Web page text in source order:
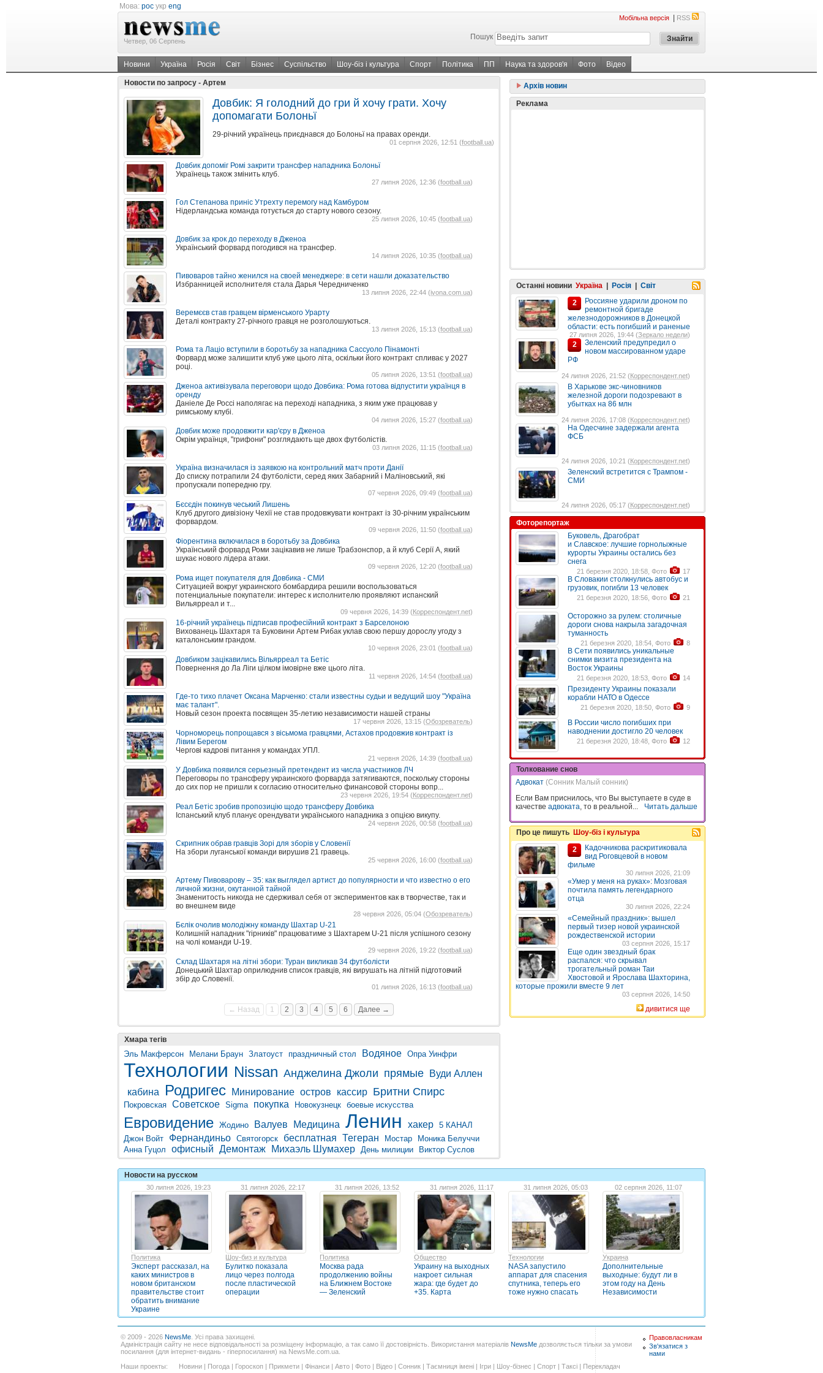
Мова: рос укр eng
Четвер, 06 Серпень
Мобільна версія RSS
Пошук
Новини Україна Росія Світ Бізнес Суспільство Шоу-біз і культура Спорт Політика ПП Наука та здоров'я Фото Відео
Новости по запросу - Артем
Довбик: Я голодний до гри й хочу грати. Хочу
допомагати Болоньї
29-річний українець приєднався до Болоньї на правах оренди.
01 серпня 2026, 12:51 (football.ua)
Довбик допоміг Ромі закрити трансфер нападника Болоньї
Українець також змінить клуб.
27 липня 2026, 12:36 (football.ua)
Гол Степанова приніс Утрехту перемогу над Камбуром
Нідерландська команда готується до старту нового сезону.
25 липня 2026, 10:45 (football.ua)
Довбик за крок до переходу в Дженоа
Український форвард погодився на трансфер.
14 липня 2026, 10:35 (football.ua)
Пивоваров тайно женился на своей менеджере: в сети нашли доказательство
Избранницей исполнителя стала Дарья Чередниченко
13 липня 2026, 22:44 (ivona.com.ua)
Веремєєв став гравцем вірменського Урарту
Деталі контракту 27-річного гравця не розголошуються.
13 липня 2026, 15:13 (football.ua)
Рома та Лаціо вступили в боротьбу за нападника Сассуоло Пінамонті
Форвард може залишити клуб уже цього літа, оскільки його контракт спливає у 2027
році.
05 липня 2026, 13:51 (football.ua)
Дженоа активізувала переговори щодо Довбика: Рома готова відпустити українця в
оренду
Даніеле Де Россі наполягає на переході нападника, з яким уже працював у
римському клубі.
04 липня 2026, 15:27 (football.ua)
Довбик може продовжити кар'єру в Дженоа
Окрім українця, "грифони" розглядають ще двох футболістів.
03 липня 2026, 11:15 (football.ua)
Україна визначилася із заявкою на контрольний матч проти Данії
До списку потрапили 24 футболісти, серед яких Забарний і Маліновський, які
пропускали попередню гру.
07 червня 2026, 09:49 (football.ua)
Бєсєдін покинув чеський Лишень
Клуб другого дивізіону Чехії не став продовжувати контракт із 30-річним українським
форвардом.
09 червня 2026, 11:50 (football.ua)
Фіорентина включилася в боротьбу за Довбика
Український форвард Роми зацікавив не лише Трабзонспор, а й клуб Серії А, який
шукає нового лідера атаки.
09 червня 2026, 12:20 (football.ua)
Рома ищет покупателя для Довбика - СМИ
Ситуацией вокруг украинского бомбардира решили воспользоваться
потенциальные покупатели: интерес к исполнителю проявляют испанский
Вильярреал и т...
09 червня 2026, 14:39 (Корреспондент.net)
16-річний українець підписав професійний контракт з Барселоною
Вихованець Шахтаря та Буковини Артем Рибак уклав свою першу дорослу угоду з
каталонським грандом.
10 червня 2026, 23:01 (football.ua)
Довбиком зацікавились Вільярреал та Бетіс
Повернення до Ла Ліги цілком імовірне вже цього літа.
11 червня 2026, 14:54 (football.ua)
Где-то тихо плачет Оксана Марченко: стали известны судьи и ведущий шоу "Україна
має талант".
Новый сезон проекта посвящен 35-летию независимости нашей страны
17 червня 2026, 13:15 (Обозреватель)
Чорноморець попрощався з вісьмома гравцями, Астахов продовжив контракт із
Лівим Берегом
Чергові кадрові питання у командах УПЛ.
21 червня 2026, 14:39 (football.ua)
У Довбика появился серьезный претендент из числа участников ЛЧ
Переговоры по трансферу украинского форварда затягиваются, поскольку стороны
до сих пор не пришли к согласию относительно финансовой стороны вопр...
23 червня 2026, 19:54 (Корреспондент.net)
Реал Бетіс зробив пропозицію щодо трансферу Довбика
Іспанський клуб планує орендувати українського нападника з опцією викупу.
24 червня 2026, 00:58 (football.ua)
Скрипник обрав гравців Зорі для зборів у Словенії
На збори луганської команди вирушив 21 гравець.
25 червня 2026, 16:00 (football.ua)
Артему Пивоварову – 35: как выглядел артист до популярности и что известно о его
личной жизни, окутанной тайной
Знаменитость никогда не сдерживал себя от экспериментов как в творчестве, так и
во внешнем виде
28 червня 2026, 05:04 (Обозреватель)
Бєлік очолив молодіжну команду Шахтар U-21
Колишній нападник "гірників" працюватиме з Шахтарем U-21 після успішного сезону
на чолі команди U-19.
29 червня 2026, 19:22 (football.ua)
Склад Шахтаря на літні збори: Туран викликав 34 футболісти
Донецький Шахтар оприлюднив список гравців, які вирушать на літній підготовчий
збір до Словенії.
01 липня 2026, 16:13 (football.ua)
← Назад 1 2 3 4 5 6 Далее →
Хмара тегів
Эль Макферсон Мелани Браун Златоуст праздничный стол Водяное Опра Уинфри
Технологии Nissan Анджелина Джоли прямые
Вуди Аллен
кабина
Родригес Минирование остров кассир Бритни Спирс
Покровская Советское Sigma покупка Новокузнецк боевые искусства
Евровидение Жодино Валуев Медицина Ленин хакер 5 КАНАЛ
Джон Войт
Фернандиньо Святогорск бесплатная Тегеран Мостар
Моника Белуччи
Анна Гуцол
офисный Демонтаж Михаэль Шумахер День милиции Виктор Суслов
Архів новин
Реклама
Останні новини Україна Росія
Світ
2
Россияне ударили дроном по
ремонтной бригаде
железнодорожников в Донецкой
области: есть погибший и раненые
27 липня 2026, 19:44 (Зеркало недели)
2
Зеленский предупредил о
новом массированном ударе
РФ
24 липня 2026, 21:52 (Корреспондент.net)
В Харькове экс-чиновников
железной дороги подозревают в
убытках на 86 млн
24 липня 2026, 17:08 (Корреспондент.net)
На Одесчине задержали агента
ФСБ
24 липня 2026, 10:21 (Корреспондент.net)
Зеленский встретится с Трампом -
СМИ
24 липня 2026, 05:17 (Корреспондент.net)
Фоторепортаж
Буковель, Драгобрат
и Славское: лучшие горнолыжные
курорты Украины остались без
снега
21 березня 2020, 18:58, Фото 17
В Словакии столкнулись автобус и
грузовик, погибли 13 человек
21 березня 2020, 18:56, Фото 21
Осторожно за рулем: столичные
дороги снова накрыла загадочная
туманность
21 березня 2020, 18:54, Фото 8
В Сети появились уникальные
снимки визита президента на
Восток Украины
21 березня 2020, 18:53, Фото 14
Президенту Украины показали
корабли НАТО в Одессе
21 березня 2020, 18:50, Фото 9
В России число погибших при
наводнении достигло 20 человек
21 березня 2020, 18:48, Фото 12
Толкование снов
Адвокат (Сонник Малый сонник)
Если Вам приснилось, что Вы выступаете в суде в
качестве адвоката, то в реальной... Читать дальше
Про це пишуть Шоу-біз і культура
2
Кадочникова раскритиковала
вид Роговцевой в новом
фильме
30 липня 2026, 21:09
«Умер у меня на руках»: Мозговая
почтила память легендарного
отца
30 липня 2026, 22:24
«Семейный праздник»: вышел
первый тизер новой украинской
рождественской истории
03 серпня 2026, 15:17
Еще один звездный брак
распался: что скрывал
трогательный роман Таи
Хвостовой и Ярослава Шахторина,
которые прожили вместе 9 лет
03 серпня 2026, 14:50
дивитися ще
Новости на русском
30 липня 2026, 19:23
Политика
Эксперт рассказал, на
каких министров в
новом британском
правительстве стоит
обратить внимание
Украине
31 липня 2026, 22:17
Шоу-биз и культура
Булитко показала
лицо через полгода
после пластической
операции
31 липня 2026, 13:52
Политика
Москва рада
продолжению войны
на Ближнем Востоке
— Зеленский
31 липня 2026, 11:17
Общество
Украину на выходных
накроет сильная
жара: где будет до
+35. Карта
31 липня 2026, 05:03
Технологии
NASA запустило
аппарат для спасения
спутника, теперь его
тоже нужно спасать
02 серпня 2026, 11:07
Украина
Дополнительные
выходные: будут ли в
этом году на День
Независимости
© 2009 - 2026 NewsMe . Усі права захищені.
Адміністрація сайту не несе відповідальності за розміщену інформацію, а так само її достовірність. Використання матеріалів NewsMe дозволяється тільки за умови
посилання (для інтернет-видань - гіперпосилання) на NewsMe.com.ua.
Наши проекты:
Новини | Погода | Гороскоп | Прикмети | Фінанси | Авто | Фото | Відео | Сонник | Таємниця імені | Ігри | Шоу-бізнес | Спорт | Таксі | Перекладач
Правовласникам
Зв'язатися з
нами